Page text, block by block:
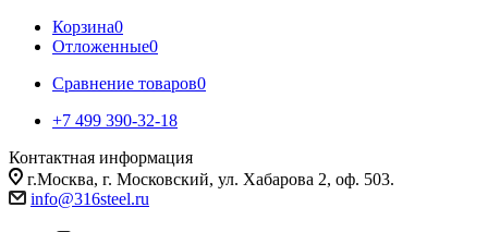
Корзина0
Отложенные0
Сравнение товаров0
+7 499 390-32-18
Контактная информация
г.Москва, г. Московский, ул. Хабарова 2, оф. 503.
info@316steel.ru